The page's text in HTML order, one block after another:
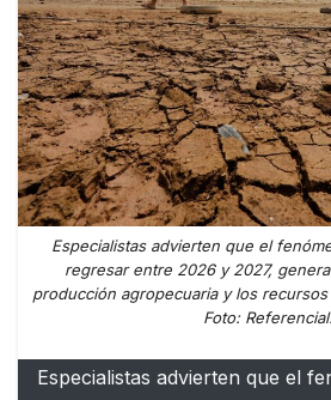
Especialistas advierten que el
regresar entre 2026 y 2027,
producción agropecuaria y los
Foto: Referencial.
Especialistas advierten que el